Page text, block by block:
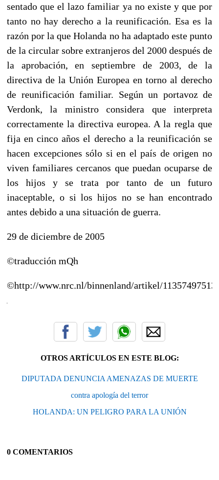
sentado que el lazo familiar ya no existe y que por
tanto no hay derecho a la reunificación. Esa es la
razón por la que Holanda no ha adaptado este punto
de la circular sobre extranjeros del 2000 después de
la aprobación, en septiembre de 2003, de la
directiva de la Unión Europea en torno al derecho
de reunificación familiar. Según un portavoz de
Verdonk, la ministro considera que interpreta
correctamente la directiva europea. A la regla que
fija en cinco años el derecho a la reunificación se
hacen excepciones sólo si en el país de origen no
viven familiares cercanos que puedan ocuparse de
los hijos y se trata por tanto de un futuro
inaceptable, o si los hijos no se han encontrado
antes debido a una situación de guerra.
29 de diciembre de 2005
©traducción mQh
©http://www.nrc.nl/binnenland/artikel/
OTROS ARTÍCULOS EN ESTE BLOG:
DIPUTADA DENUNCIA AMENAZAS DE MUERTE
contra apología del terror
HOLANDA: UN PELIGRO PARA LA UNIÓN
0 COMENTARIOS